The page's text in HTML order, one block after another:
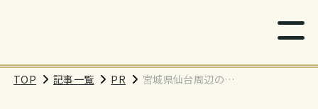
TOP 記事一覧 PR
宮城県仙台周辺のイ